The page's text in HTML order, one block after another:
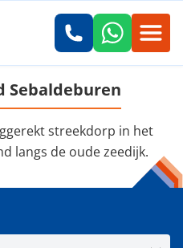
Sebaldeburen
streekdorp in het
langs de oude zeedijk.